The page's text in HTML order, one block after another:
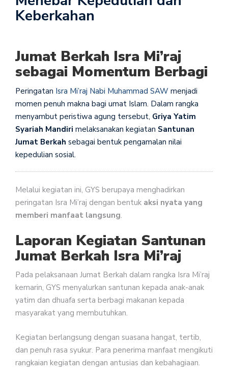
Keberkahan
Jumat Berkah Isra Mi’raj
sebagai Momentum Berbagi
Peringatan Isra Mi’raj Nabi Muhammad SAW menjadi
momen penuh makna bagi umat Islam. Dalam rangka
menyambut peristiwa agung tersebut, Griya Yatim
Syariah Mandiri melaksanakan kegiatan Santunan
Jumat Berkah sebagai bentuk pengamalan nilai
kepedulian sosial.
Melalui kegiatan ini, GYS berupaya menghadirkan
peringatan Isra Mi’raj dengan bentuk aksi nyata yang
memberi manfaat langsung.
Laporan Kegiatan Santunan
Jumat Berkah Isra Mi’raj
Pada pelaksanaan Jumat Berkah dalam rangka Isra Mi’raj
kemarin, GYS menyalurkan santunan kepada anak-anak
yatim dan dhuafa serta berbagi makanan kepada
masyarakat yang membutuhkan.
Kegiatan berlangsung dengan suasana hangat, tertib,
dan penuh rasa syukur. Para penerima manfaat mengikuti
rangkaian kegiatan dengan antusias dan kebahagiaan.